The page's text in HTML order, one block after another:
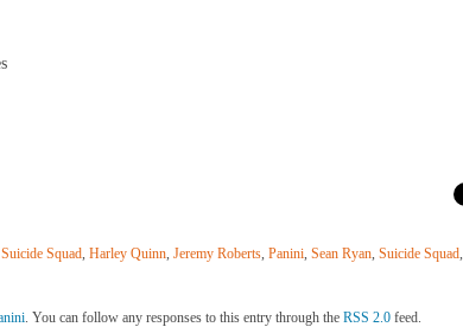
Squad, Harley Quinn, Jeremy Roberts, Panini, Sean Ryan, Suicide Squad,
. You can follow any responses to this entry through the RSS 2.0 feed.